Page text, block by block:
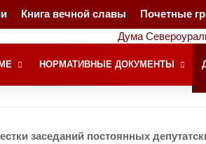
Книга вечной славы Почетные
НОРМАТИВНЫЕ ДОКУМЕНТЫ
заседаний постоянных